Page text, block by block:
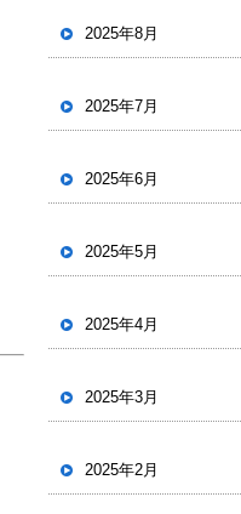
2025年8月
2025年7月
2025年6月
2025年5月
2025年4月
2025年3月
2025年2月